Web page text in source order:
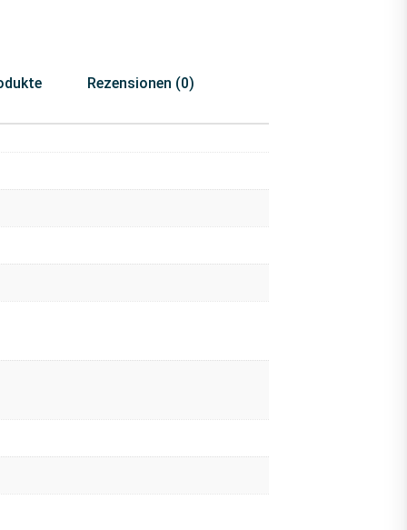
Rezensionen (0)